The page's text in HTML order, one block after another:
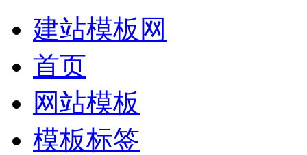
建站模板网
首页
网站模板
模板标签